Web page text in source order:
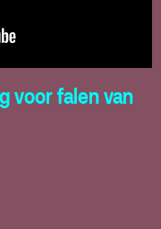
voor falen van